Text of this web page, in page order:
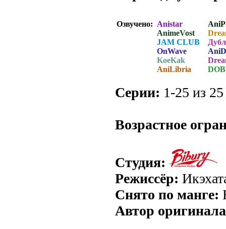
Озвучено: Anistar
AnimeVost
JAM CLUB
OnWave
KoeKak
AniLibria
Серии: 1-25 из
Возрастное
Студия:
Режиссёр:
Снято по манге:
Автор